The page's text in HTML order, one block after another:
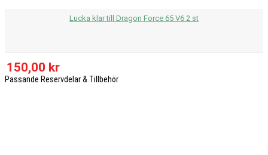
Lucka klar till Dragon Force 65 V6 2 st
150,00 kr
Passande Reservdelar & Tillbehör